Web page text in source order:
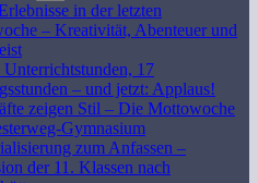
in der letzten
– Kreativität, Abenteuer und
Unterrichtstunden, 17
– und jetzt: Applaus!
zeigen Stil – Die Mottowoche
Gymnasium
zum Anfassen –
der 11. Klassen nach